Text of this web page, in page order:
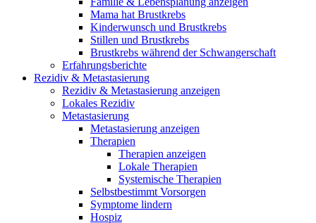
Mama hat Brustkrebs
Kinderwunsch und Brustkrebs
Stillen und Brustkrebs
Brustkrebs während der Schwangerschaft
Erfahrungsberichte
Rezidiv & Metastasierung
Rezidiv & Metastasierung anzeigen
Lokales Rezidiv
Metastasierung
Metastasierung anzeigen
Therapien
Therapien anzeigen
Lokale Therapien
Systemische Therapien
Selbstbestimmt Vorsorgen
Symptome lindern
Hospiz